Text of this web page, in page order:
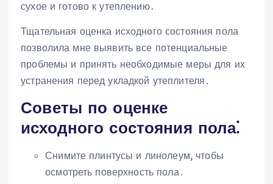
сухое и готово к утеплению․
Тщательная оценка исходного состояния пола
позволила мне выявить все потенциальные
проблемы и принять необходимые меры для их
устранения перед укладкой утеплителя․
Советы по оценке
исходного состояния пола⁚
Снимите плинтусы и линолеум, чтобы
осмотреть поверхность пола․